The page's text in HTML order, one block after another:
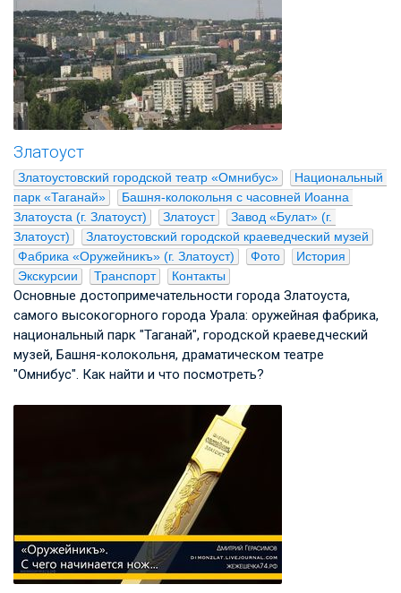
Златоуст
Златоустовский городской театр «Омнибус»
Национальный
парк «Таганай»
Башня-колокольня с часовней Иоанна
Златоуста (г. Златоуст)
Златоуст
Завод «Булат» (г.
Златоуст)
Златоустовский городской краеведческий музей
Фабрика «Оружейникъ» (г. Златоуст)
Фото
История
Экскурсии
Транспорт Контакты
Основные достопримечательности города Златоуста,
самого высокогорного города Урала: оружейная фабрика,
национальный парк "Таганай", городской краеведческий
музей, Башня-колокольня, драматическом театре
"Омнибус". Как найти и что посмотреть?